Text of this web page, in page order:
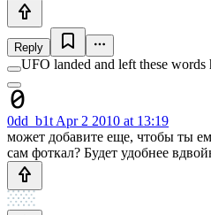
Reply
UFO landed and left these words
0dd_b1t Apr 2 2010 at 13:19
может добавите еще, чтобы ты
сам фоткал? Будет удобнее